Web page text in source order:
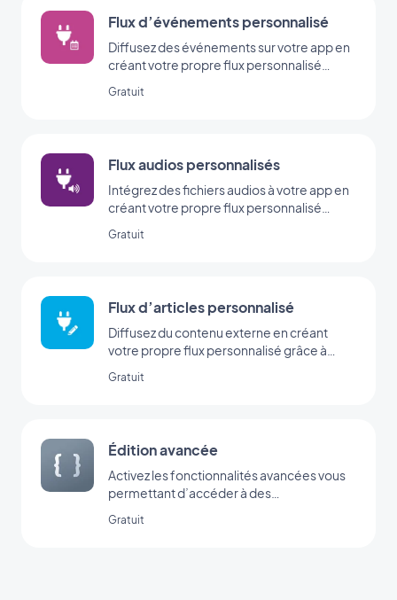
Flux d’événements personnalisé
Diffusez des événements sur votre app en
créant votre propre flux personnalisé
GoodBarber.
Gratuit
Flux audios personnalisés
Intégrez des fichiers audios à votre app en
créant votre propre flux personnalisé
GoodBarber.
Gratuit
Flux d’articles personnalisé
Diffusez du contenu externe en créant
votre propre flux personnalisé grâce à
Gratuit
Édition avancée
Activez les fonctionnalités avancées vous
permettant d’accéder à des
personnalisation encore plus poussée
Gratuit